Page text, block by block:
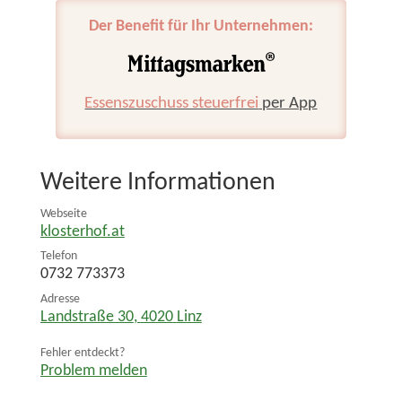
Der Benefit für Ihr Unternehmen:
Essenszuschuss steuerfrei per App
Weitere Informationen
Webseite
klosterhof.at
Telefon
0732 773373
Adresse
Landstraße 30, 4020 Linz
Fehler entdeckt?
Problem melden